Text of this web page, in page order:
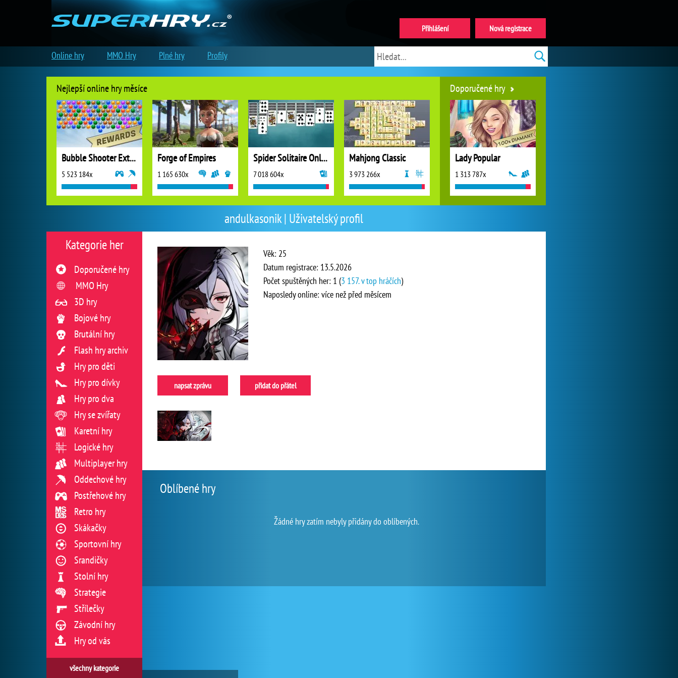
andulkasonik | Uživatelský profil
Věk: 25
Datum registrace: 13.5.2026
Počet spuštěných her: 1 (3 157. v top hráčích)
Naposledy online: více než před měsícem
napsat zprávu přidat do přátel
Oblíbené hry
Žádné hry zatím nebyly přidány do oblíbených.
Kategorie her
Doporučené hry
MMO Hry
3D hry
Bojové hry
Brutální hry
Flash hry archiv
Hry pro děti
Hry pro dívky
Hry pro dva
Hry se zvířaty
Karetní hry
Logické hry
Multiplayer hry
Oddechové hry
Postřehové hry
Retro hry
Skákačky
Sportovní hry
Srandičky
Stolní hry
Strategie
Střílečky
Závodní hry
Hry od vás
všechny kategorie
Nejlepší online hry měsíce
Bubble Shooter Extreme
5 523 184x
Forge of Empires
1 165 630x
Spider Solitaire Online
7 018 604x
Mahjong Classic
3 973 266x
Doporučené hry
Lady Popular
1 313 787x
Nová registrace
Přihlášení
Online hry MMO Hry Plné hry Profily